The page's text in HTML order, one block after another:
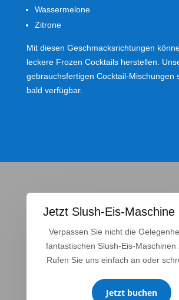
Wassermelone
Zitrone
Mit diesen Geschmacksrichtungen
leckere Frozen Cocktails herstellen.
gebrauchsfertigen Cocktail-Mischungen
bald verfügbar.
Jetzt Slush-Eis-Maschine
Verpassen Sie nicht die
fantastischen Slush-Eis-Maschinen
Rufen Sie uns einfach an oder
Jetzt buchen